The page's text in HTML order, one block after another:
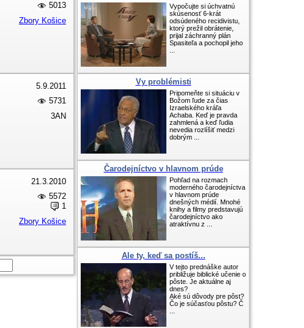
5013
Zbory Košice
5.9.2011
5731
3AN
21.3.2010
5572
1
Zbory Košice
Vypočujte si úchvatnú
skúsenosť 6-krát
odsúdeného recidivistu,
ktorý prežil obrátenie,
prijal záchranný plán
Spasiteľa a pochopil jeho
Vy problémisti
Pripomeňte si situáciu v
Božom ľude za čias
Izraelského kráľa
Achaba. Keď je pravda
zahmlená a keď ľudia
nevedia rozlíšiť medzi
dobrým ...
Čarodejníctvo v hlavnom prúde
Pohľad na rozmach
moderného čarodejníctva
v hlavnom prúde
dnešných médií. Mnohé
knihy a filmy predstavujú
čarodejníctvo ako
atraktívnu z ...
Ale ty, keď sa postíš...
V tejto prednáške autor
približuje biblické učenie o
pôste. Je aktuálne aj
dnes?
Aké sú dôvody pre pôst?
Čo je súčasťou pôstu? Č